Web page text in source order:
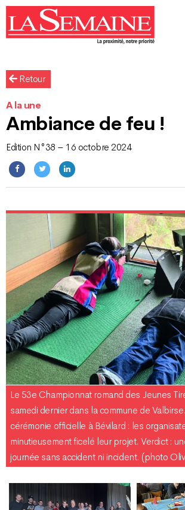
Retour
A la une
Ambiance de feu !
Edition N°38 – 16 octobre 2024
Le 53e Championnat romand des Jeunes
samedi dernier dans la commune de
cérémonie officielle à Bévilard : les
minutieusement ficelé leur projet. Verdict :
journée sans accident ni incident. (photo